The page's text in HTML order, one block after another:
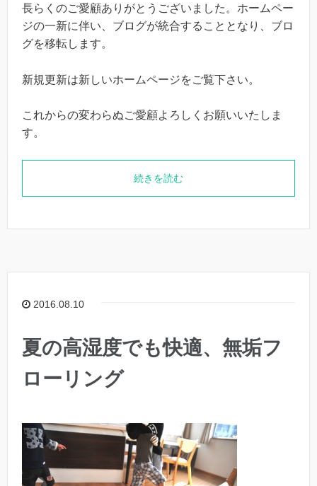
長らくのご愛顧ありがとうございました。ホームペー
ジの一新に伴い、ブログが統合することとなり、ブロ
グを移転します。
新規更新は新しいホームページをご覧下さい。
これからの変わらぬご愛顧よろしくお願いいたしま
す。
続きを読む
2016.08.10
夏の高湿度でも快適、無垢フ
ローリング